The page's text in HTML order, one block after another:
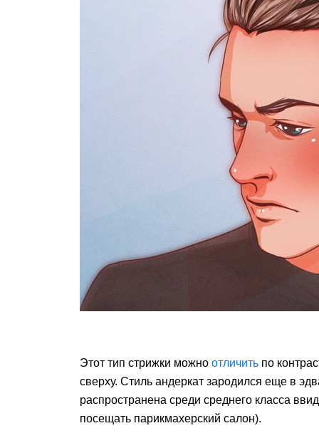
Этот тип стрижки можно отличить по
сверху. Стиль андеркат зародился еще в
распространена среди среднего класса
посещать парикмахерский салон).